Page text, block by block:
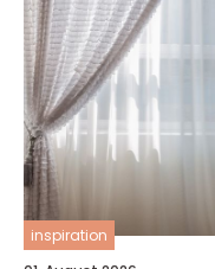
inspiration